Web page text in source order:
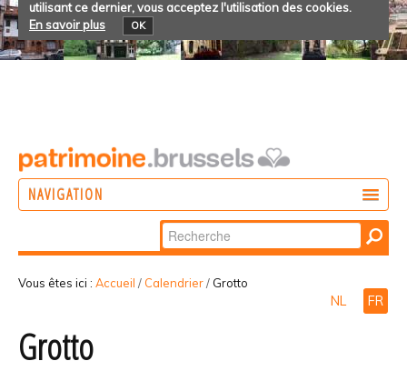
utilisant ce dernier, vous acceptez l'utilisation des cookies.
En savoir plus
OK
NAVIGATION
Chercher par
Recherche
avancée…
Vous êtes ici : Accueil / Calendrier/ Grotto
NL FR
Grotto